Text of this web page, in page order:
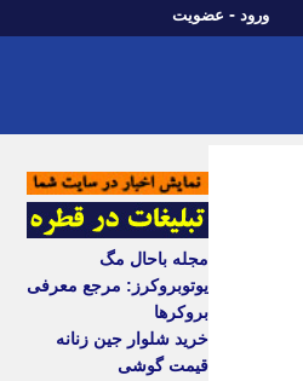
ورود - عضویت
مجله باحال مگ
یوتوبروکرز: مرجع معرفی
بروکرها
خرید شلوار جین زنانه
قیمت گوشی